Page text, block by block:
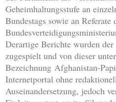
Geheimhaltungsstufe an
Bundestags sowie an Referate
Derartige Berichte wurden
zugespielt und von dieser
Bezeichnung Afghanistan-
Internetportal ohne
Auseinandersetzung, jedoch